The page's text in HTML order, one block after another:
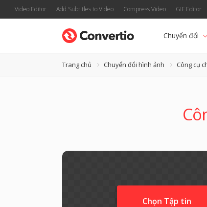
Video Editor Add Subtitles to Video Compress Video GIF Editor
Chuyển đổi
Trang chủ Chuyển đổi hình ảnh Công cụ
Chọn Tập tin